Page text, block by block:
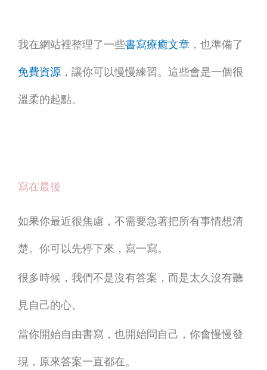
我在網站裡整理了一些書寫療癒文章 ，也準備了
免費資源 ，讓你可以慢慢練習。這些會是一個很
溫柔的起點。
寫在最後
如果你最近很焦慮，不需要急著把所有事情想清
楚。你可以先停下來，寫一寫。
很多時候，我們不是沒有答案，而是太久沒有聽
見自己的心。
當你開始自由書寫，也開始問自己，你會慢慢發
現，原來答案一直都在。